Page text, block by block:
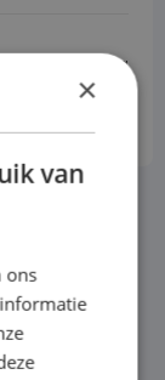
uitvoering
p.m
Excl. btw
×
van
ons